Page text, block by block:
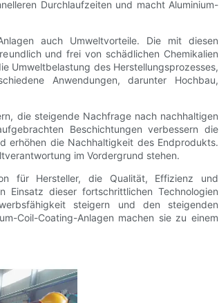
Durchlaufzeiten und macht Aluminium-
auch Umweltvorteile. Die mit diesen
und frei von schädlichen Chemikalien
Umweltbelastung des Herstellungsprozesses,
Anwendungen, darunter Hochbau,
die steigende Nachfrage nach nachhaltigen
Beschichtungen verbessern die
erhöhen die Nachhaltigkeit des Endprodukts.
im Vordergrund stehen.
für Hersteller, die Qualität, Effizienz und
Einsatz dieser fortschrittlichen Technologien
steigern und den steigenden
Coil-Coating-Anlagen machen sie zu einem